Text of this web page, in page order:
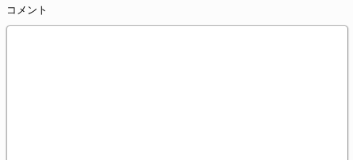
コメント